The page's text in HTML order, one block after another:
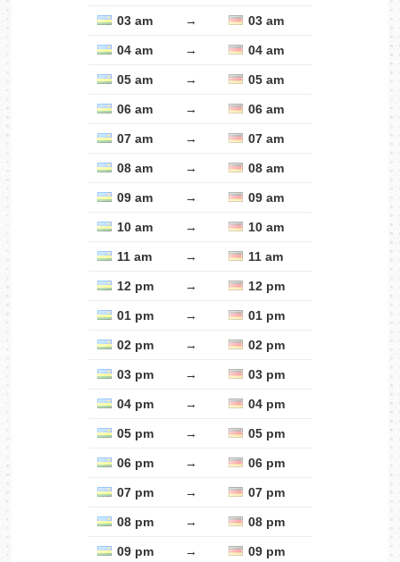
03 am → 03 am
04 am → 04 am
05 am → 05 am
06 am → 06 am
07 am → 07 am
08 am → 08 am
09 am → 09 am
10 am → 10 am
11 am → 11 am
12 pm → 12 pm
01 pm → 01 pm
02 pm → 02 pm
03 pm → 03 pm
04 pm → 04 pm
05 pm → 05 pm
06 pm → 06 pm
07 pm → 07 pm
08 pm → 08 pm
09 pm → 09 pm